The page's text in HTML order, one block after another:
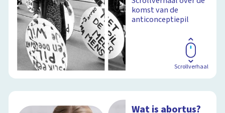
komst van de
anticonceptiepil
Scrollverhaal
Wat is abortus?